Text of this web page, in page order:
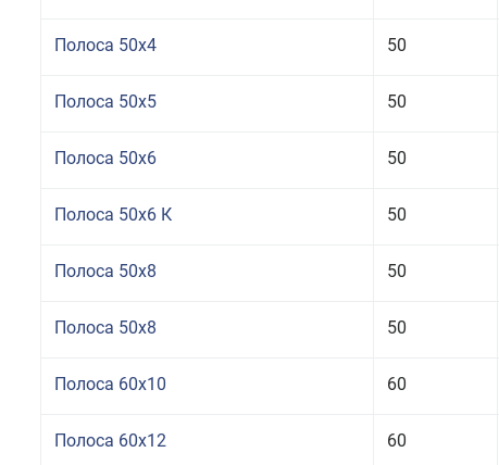
Полоса 50x4 50
Полоса 50x5 50
Полоса 50x6 50
Полоса 50x6 К 50
Полоса 50x8 50
Полоса 50x8 50
Полоса 60x10 60
Полоса 60x12 60